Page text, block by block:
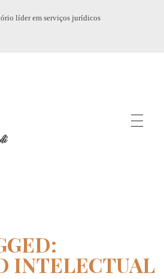
líder em serviços jurídicos
INTELECTUAL